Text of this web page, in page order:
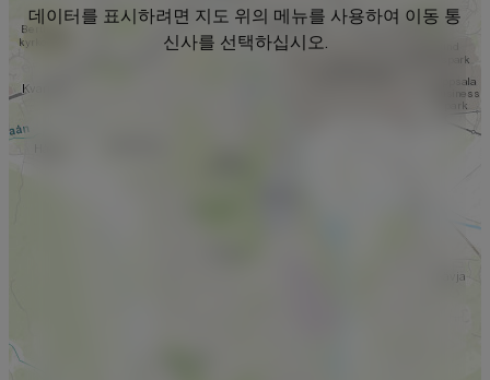
데이터를 표시하려면 지도 위의 메뉴를 사용하여 이동 통
신사를 선택하십시오.